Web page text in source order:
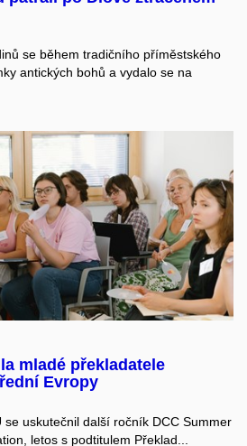
se během tradičního příměstského
antických bohů a vydalo se na
mladé překladatele
Evropy
se uskutečnil další ročník DCC Summer
letos s podtitulem Překlad...